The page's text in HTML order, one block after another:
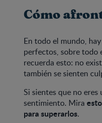
Cómo
En todo el mundo,
perfectos, sobre todo
recuerda esto: no
también se sienten
Si sientes que no
sentimiento. Mira
para superarlos.